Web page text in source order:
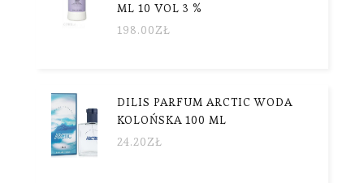
ML 10 VOL 3 %
198.00ZŁ
DILIS PARFUM ARCTIC WODA
KOLOŃSKA 100 ML
24.20ZŁ